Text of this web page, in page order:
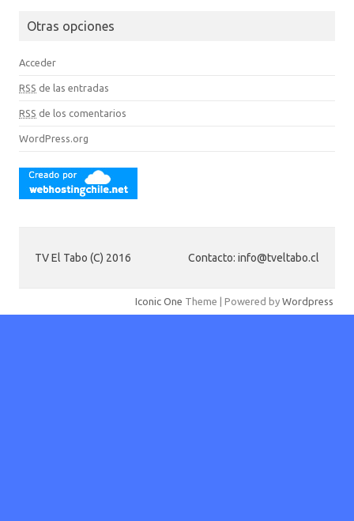
Otras opciones
Acceder
RSS de las entradas
RSS de los comentarios
WordPress.org
TV El Tabo (C) 2016 Contacto: info@tveltabo.cl
Iconic One Theme | Powered by Wordpress